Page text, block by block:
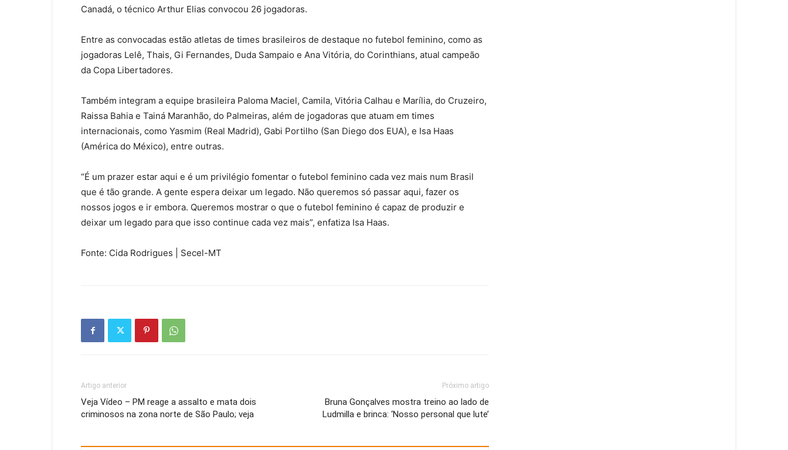
Canadá, o técnico Arthur Elias convocou 26 jogadoras.
Entre as convocadas estão atletas de times brasileiros de destaque no futebol feminino, como as
jogadoras Lelê, Thais, Gi Fernandes, Duda Sampaio e Ana Vitória, do Corinthians, atual campeão
da Copa Libertadores.
Também integram a equipe brasileira Paloma Maciel, Camila, Vitória Calhau e Marília, do Cruzeiro,
Raissa Bahia e Tainá Maranhão, do Palmeiras, além de jogadoras que atuam em times
internacionais, como Yasmim (Real Madrid), Gabi Portilho (San Diego dos EUA), e Isa Haas
(América do México), entre outras.
“É um prazer estar aqui e é um privilégio fomentar o futebol feminino cada vez mais num Brasil
que é tão grande. A gente espera deixar um legado. Não queremos só passar aqui, fazer os
nossos jogos e ir embora. Queremos mostrar o que o futebol feminino é capaz de produzir e
deixar um legado para que isso continue cada vez mais”, enfatiza Isa Haas.
Fonte: Cida Rodrigues | Secel-MT
Artigo anterior
Veja Vídeo – PM reage a assalto e mata dois
criminosos na zona norte de São Paulo; veja
Próximo artigo
Bruna Gonçalves mostra treino ao lado de
Ludmilla e brinca: ‘Nosso personal que lute’